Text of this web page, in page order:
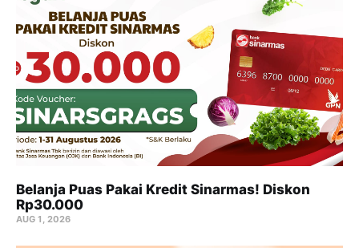
Belanja Puas Pakai Kredit Sinarmas! Diskon
Rp30.000
AUG 1, 2026